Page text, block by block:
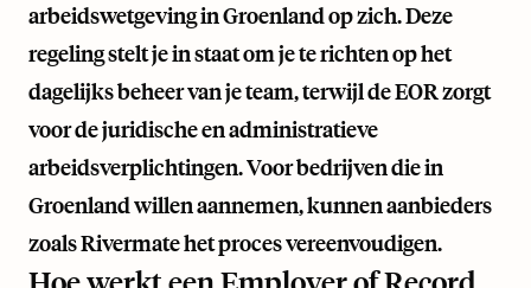
arbeidswetgeving in Groenland op zich. Deze
regeling stelt je in staat om je te richten op het
dagelijks beheer van je team, terwijl de EOR zorgt
voor de juridische en administratieve
arbeidsverplichtingen. Voor bedrijven die in
Groenland willen aannemen, kunnen aanbieders
zoalsRivermatehet proces vereenvoudigen.